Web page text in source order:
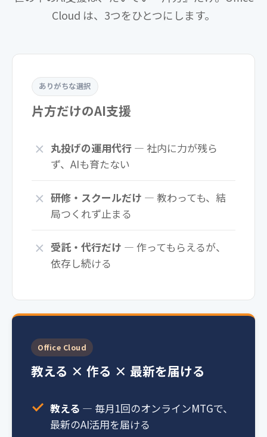
Cloud は、3つをひとつにします。
ありがちな選択
片方だけのAI支援
丸投げの運用代行 — 社内に力が残ら
ず、AIも育たない
研修・スクールだけ — 教わっても、結
局つくれず止まる
受託・代行だけ — 作ってもらえるが、
依存し続ける
Office Cloud
教える × 作る × 最新を届ける
教える — 毎月1回のオンラインMTGで、
最新のAI活用を届ける